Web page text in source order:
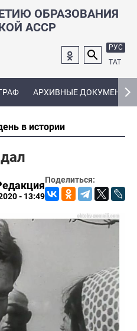
ОБРАЗОВАНИЯ
АССР
РУС
ТАТ
АРХИВНЫЕ ДОКУМЕНТЫ
в истории
Поделиться:
- 13:49